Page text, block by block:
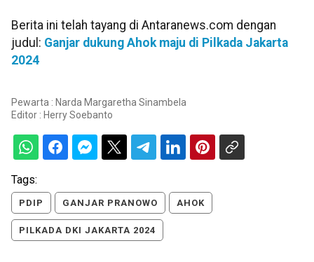
Berita ini telah tayang di Antaranews.com dengan
judul: Ganjar dukung Ahok maju di Pilkada Jakarta
2024
Pewarta : Narda Margaretha Sinambela
Editor : Herry Soebanto
Tags:
PDIP GANJAR PRANOWO AHOK
PILKADA DKI JAKARTA 2024